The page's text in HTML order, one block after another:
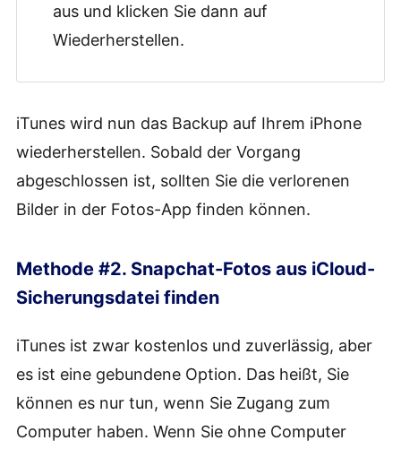
aus und klicken Sie dann auf
Wiederherstellen.
iTunes wird nun das Backup auf Ihrem iPhone
wiederherstellen. Sobald der Vorgang
abgeschlossen ist, sollten Sie die verlorenen
Bilder in der Fotos-App finden können.
Methode #2. Snapchat-Fotos aus iCloud-
Sicherungsdatei finden
iTunes ist zwar kostenlos und zuverlässig, aber
es ist eine gebundene Option. Das heißt, Sie
können es nur tun, wenn Sie Zugang zum
Computer haben. Wenn Sie ohne Computer